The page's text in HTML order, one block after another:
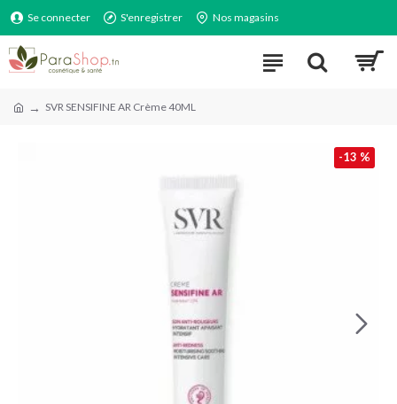
Se connecter S'enregistrer Nos magasins
SVR SENSIFINE AR Crème 40ML
-13 %